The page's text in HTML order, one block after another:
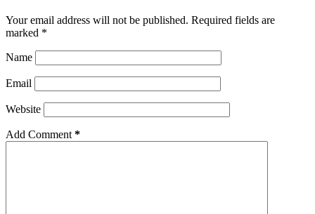
Your email address will not be published. Required fields are
marked *
Name
Email
Website
Add Comment *